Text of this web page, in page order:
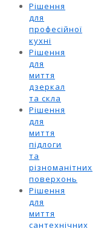
Рішення
для
професійної
кухні
Рішення
для
миття
дзеркал
та скла
Рішення
для
миття
підлоги
та
різноманітних
поверхонь
Рішення
для
миття
сантехнічних